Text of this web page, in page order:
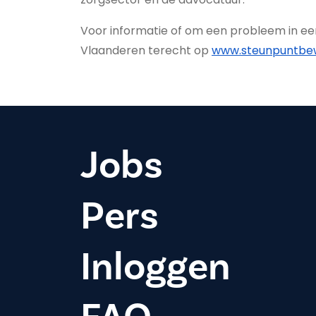
Voor informatie of om een probleem in
Vlaanderen terecht op
Jobs
Pers
Inloggen